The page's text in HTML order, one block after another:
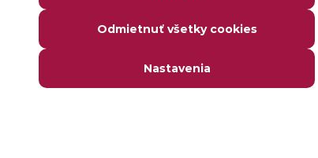
evente nájdeš na webovej stránke organizátora.
Odmietnuť všetky cookies
Nastavenia